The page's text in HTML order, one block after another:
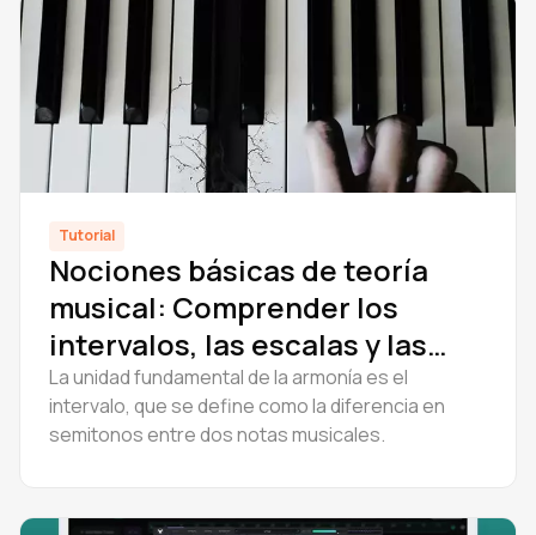
Tutorial
Nociones básicas de teoría
musical: Comprender los
intervalos, las escalas y las
claves
La unidad fundamental de la armonía es el
intervalo, que se define como la diferencia en
semitonos entre dos notas musicales.